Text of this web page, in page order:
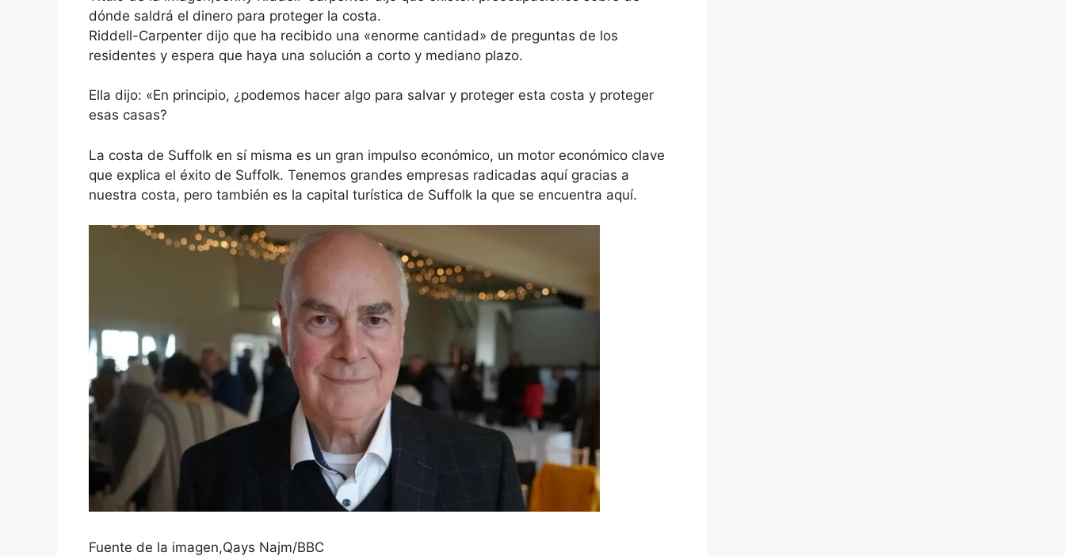
dónde saldrá el dinero para proteger la costa.
Riddell-Carpenter dijo que ha recibido una «enorme cantidad» de preguntas de los
residentes y espera que haya una solución a corto y mediano plazo.
Ella dijo: «En principio, ¿podemos hacer algo para salvar y proteger esta costa y proteger
esas casas?
La costa de Suffolk en sí misma es un gran impulso económico, un motor económico clave
que explica el éxito de Suffolk. Tenemos grandes empresas radicadas aquí gracias a
nuestra costa, pero también es la capital turística de Suffolk la que se encuentra aquí.
Fuente de la imagen,Qays Najm/BBC